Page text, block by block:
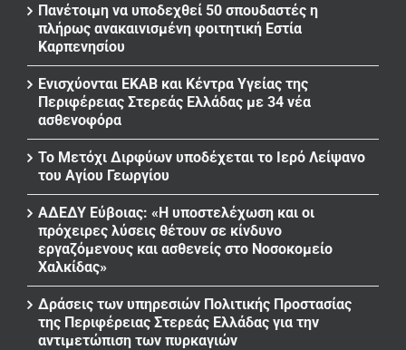
Πανέτοιμη να υποδεχθεί 50 σπουδαστές η
πλήρως ανακαινισμένη φοιτητική Εστία
Καρπενησίου
Ενισχύονται ΕΚΑΒ και Κέντρα Υγείας της
Περιφέρειας Στερεάς Ελλάδας με 34 νέα
ασθενοφόρα
Το Μετόχι Διρφύων υποδέχεται το Ιερό Λείψανο
του Αγίου Γεωργίου
ΑΔΕΔΥ Εύβοιας: «Η υποστελέχωση και οι
πρόχειρες λύσεις θέτουν σε κίνδυνο
εργαζόμενους και ασθενείς στο Νοσοκομείο
Χαλκίδας»
Δράσεις των υπηρεσιών Πολιτικής Προστασίας
της Περιφέρειας Στερεάς Ελλάδας για την
αντιμετώπιση των πυρκαγιών